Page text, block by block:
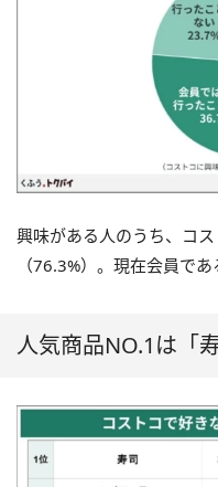
興味がある人のうち、コ
（76.3%）。現在会員で
人気商品NO.1は「